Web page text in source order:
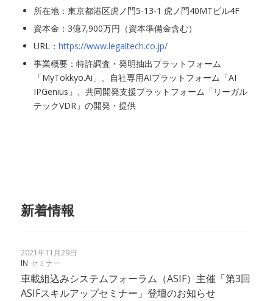
所在地：東京都港区虎ノ門5-13-1 虎ノ門40MTビル4F
資本金：3億7,900万円（資本準備金含む）
URL： https://www.legaltech.co.jp/
事業概要：特許調査・発明抽出プラットフォーム
「MyTokkyo.Ai」、自社専用AIプラットフォーム「AI
IPGenius」、共同開発支援プラットフォーム「リーガル
テックVDR」の開発・提供
新着情報
2021年11月29日
IN セミナー
車載組込みシステムフォーラム（ASIF）主催「第3回
ASIFスキルアップセミナー」登壇のお知らせ